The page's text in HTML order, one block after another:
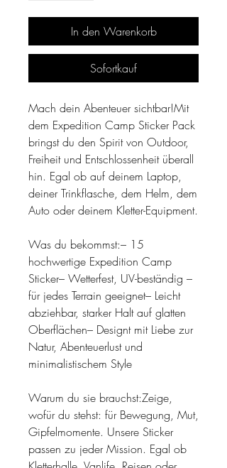
In den Warenkorb
Sofortkauf
Mach dein Abenteuer sichtbar!Mit
dem Expedition Camp Sticker Pack
bringst du den Spirit von Outdoor,
Freiheit und Entschlossenheit überall
hin. Egal ob auf deinem Laptop,
deiner Trinkflasche, dem Helm, dem
Auto oder deinem Kletter-Equipment.
Was du bekommst:– 15
hochwertige Expedition Camp
Sticker– Wetterfest, UV-beständig –
für jedes Terrain geeignet– Leicht
abziehbar, starker Halt auf glatten
Oberflächen– Designt mit Liebe zur
Natur, Abenteuerlust und
minimalistischem Style
Warum du sie brauchst:Zeige,
wofür du stehst: für Bewegung, Mut,
Gipfelmomente. Unsere Sticker
passen zu jeder Mission. Egal ob